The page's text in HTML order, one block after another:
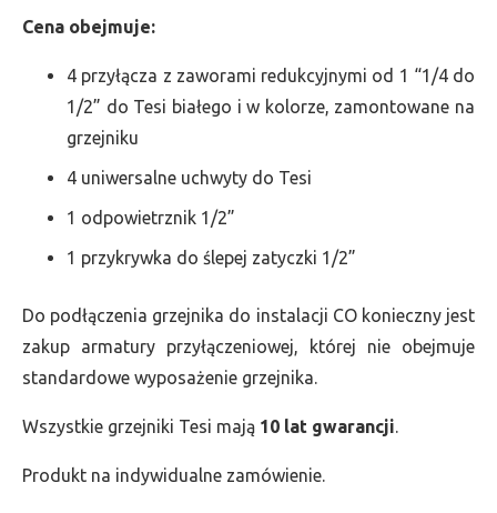
Cena obejmuje:
4 przyłącza z zaworami redukcyjnymi od 1 “1/4 do
1/2” do Tesi białego i w kolorze, zamontowane na
grzejniku
4 uniwersalne uchwyty do Tesi
1 odpowietrznik 1/2”
1 przykrywka do ślepej zatyczki 1/2”
Do podłączenia grzejnika do instalacji CO konieczny jest
zakup armatury przyłączeniowej, której nie obejmuje
standardowe wyposażenie grzejnika.
Wszystkie grzejniki Tesi mają 10 lat gwarancji.
Produkt na indywidualne zamówienie.